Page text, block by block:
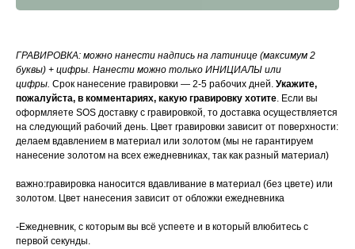
ГРАВИРОВКА: можно нанести надпись на латинице (максимум 2
буквы) + цифры. Нанести можно только ИНИЦИАЛЫ или
цифры. Срок нанесение гравировки — 2-5 рабочих дней. Укажите,
пожалуйста, в комментариях, какую гравировку хотите. Если вы
оформляете SOS доставку с гравировкой, то доставка осуществляется
на следующий рабочий день. Цвет гравировки зависит от поверхности:
делаем вдавлением в материал или золотом (мы не гарантируем
нанесение золотом на всех ежедневниках, так как разный материал)
важно:гравировка наносится вдавливание в материал (без цвете) или
золотом. Цвет нанесения зависит от обложки ежедневника
-Ежедневник, с которым вы всё успеете и в который влюбитесь с
первой секунды.